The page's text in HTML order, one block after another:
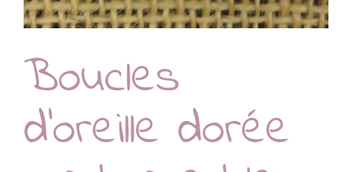
Boucles
d’oreille dorée